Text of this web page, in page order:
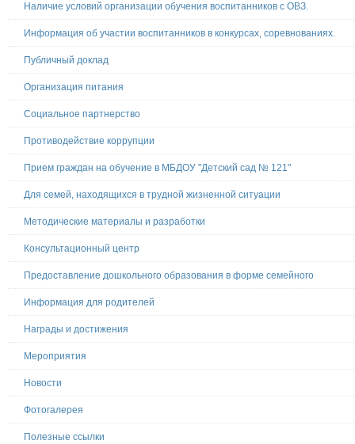
Наличие условий организации обучения воспитанников с ОВЗ.
Информация об участии воспитанников в конкурсах, соревнованиях.
Публичный доклад
Организация питания
Социальное партнерство
Противодействие коррупции
Прием граждан на обучение в МБДОУ "Детский сад № 121"
Для семей, находящихся в трудной жизненной ситуации
Методические материалы и разработки
Консультационный центр
Предоставление дошкольного образования в форме семейного
Информация для родителей
Награды и достижения
Мероприятия
Новости
Фотогалерея
Полезные ссылки